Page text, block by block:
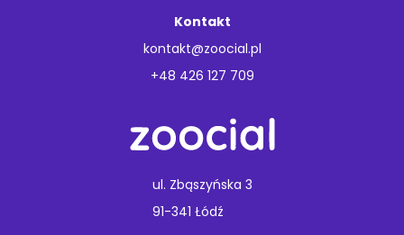
Kontakt
kontakt@zoocial.pl
+48 426 127 709
ul. Zbąszyńska 3
91-341 Łódź